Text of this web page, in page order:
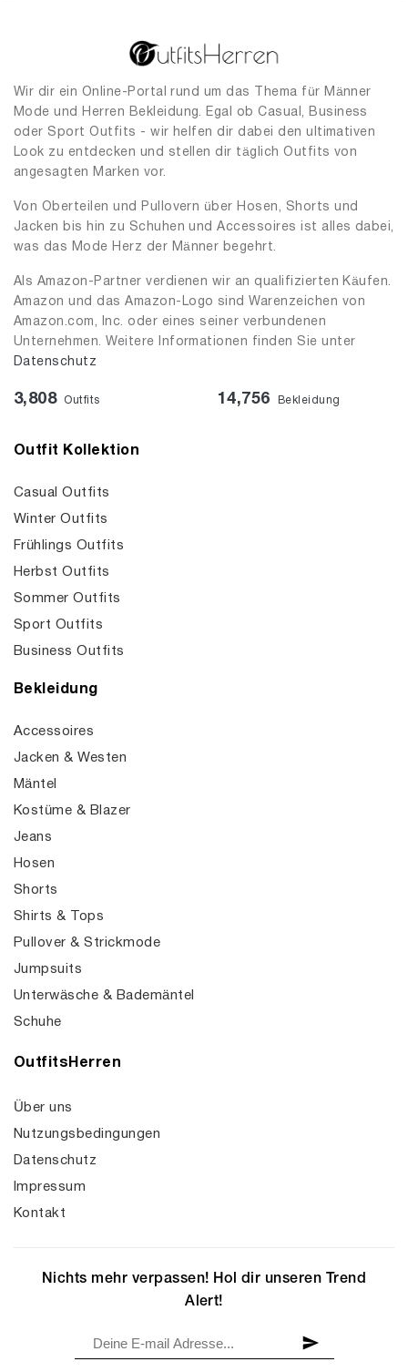
Wir dir ein Online-Portal rund um das Thema für Männer
Mode und Herren Bekleidung. Egal ob Casual, Business
oder Sport Outfits - wir helfen dir dabei den ultimativen
Look zu entdecken und stellen dir täglich Outfits von
angesagten Marken vor.
Von Oberteilen und Pullovern über Hosen, Shorts und
Jacken bis hin zu Schuhen und Accessoires ist alles dabei,
was das Mode Herz der Männer begehrt.
Als Amazon-Partner verdienen wir an qualifizierten Käufen.
Amazon und das Amazon-Logo sind Warenzeichen von
Amazon.com, Inc. oder eines seiner verbundenen
Unternehmen. Weitere Informationen finden Sie unter
Datenschutz
3,808 Outfits 14,756 Bekleidung
Outfit Kollektion
Casual Outfits
Winter Outfits
Frühlings Outfits
Herbst Outfits
Sommer Outfits
Sport Outfits
Business Outfits
Bekleidung
Accessoires
Jacken & Westen
Mäntel
Kostüme & Blazer
Jeans
Hosen
Shorts
Shirts & Tops
Pullover & Strickmode
Jumpsuits
Unterwäsche & Bademäntel
Schuhe
OutfitsHerren
Über uns
Nutzungsbedingungen
Datenschutz
Impressum
Kontakt
Nichts mehr verpassen! Hol dir unseren Trend
Alert!